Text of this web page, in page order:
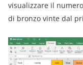
visualizzare il
di bronzo vinte dal